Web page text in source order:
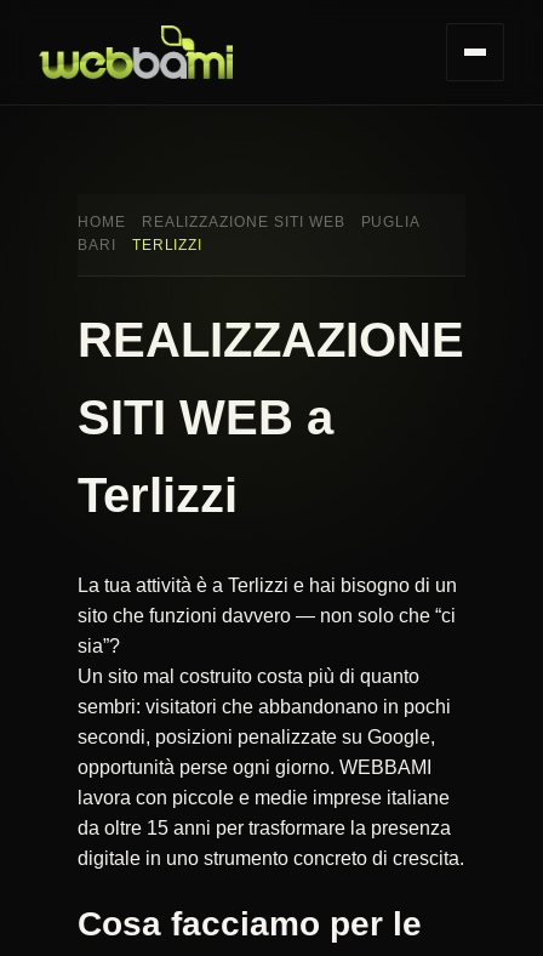
HOME REALIZZAZIONE SITI WEB
PUGLIA
BARI
TERLIZZI
REALIZZAZIONE
SITI WEB a
Terlizzi
La tua attività è a Terlizzi e hai bisogno di un
sito che funzioni davvero — non solo che “ci
sia”?
Un sito mal costruito costa più di quanto
sembri: visitatori che abbandonano in pochi
secondi, posizioni penalizzate su Google,
opportunità perse ogni giorno. WEBBAMI
lavora con piccole e medie imprese italiane
da oltre 15 anni per trasformare la presenza
digitale in uno strumento concreto di crescita.
Cosa facciamo per le